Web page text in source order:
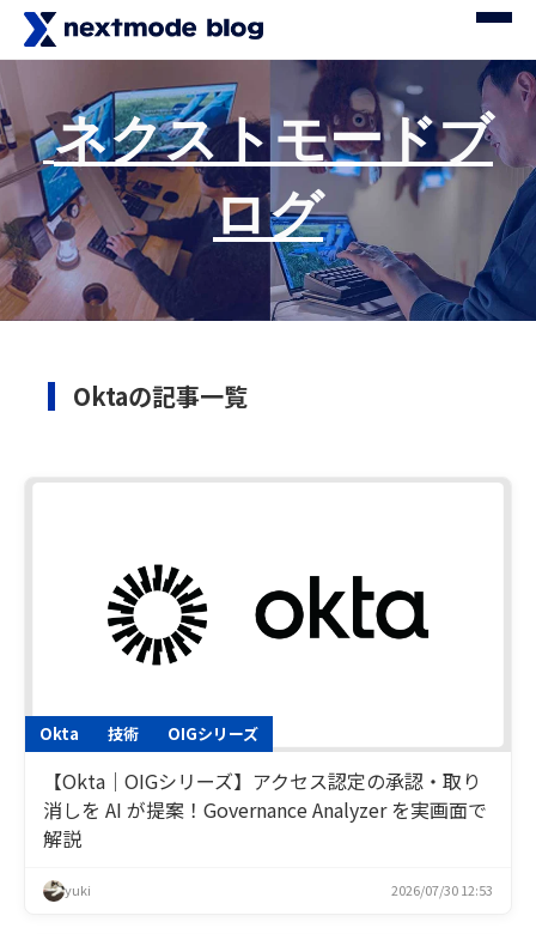
ネクストモードブ
ログ
Oktaの記事一覧
Okta 技術 OIGシリーズ
【Okta｜OIGシリーズ】アクセス認定の承認・取り
消しを AI が提案！Governance Analyzer を実画面で
解説
yuki 2026/07/30 12:53